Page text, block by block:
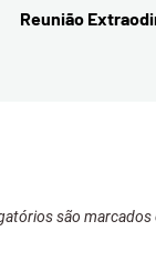
Reunião
são marcados